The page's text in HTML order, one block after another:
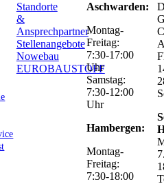
Standorte
&
Ansprechpartner
Stellenangebote
Nowebau
EUROBAUSTOFF
Aschwarden:
Montag-
Freitag:
7:30-17:00
Uhr
Samstag:
7:30-12:00
Uhr
Hambergen:
Montag-
Freitag:
7:30-18:00